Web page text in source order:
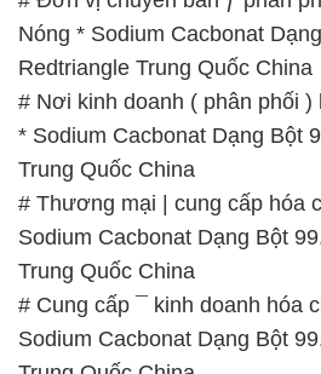
Trung Quốc China
# Thương mại | cung cấp hóa
Sodium Cacbonat Dạng Bột
Trung Quốc China
# Cung cấp ¯ kinh doanh hóa
Sodium Cacbonat Dạng Bột
Trung Quốc China
# Phân phối > bán hóa chất
Cacbonat Dạng Bột 99.2%
China
# Cung cấp ← cung ứng hóa